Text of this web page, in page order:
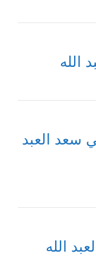
الله
سعد العبد
الله